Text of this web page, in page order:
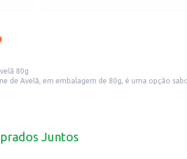
80g
de Avelã, em embalagem de 80g, é uma opção
manhã.
Juntos